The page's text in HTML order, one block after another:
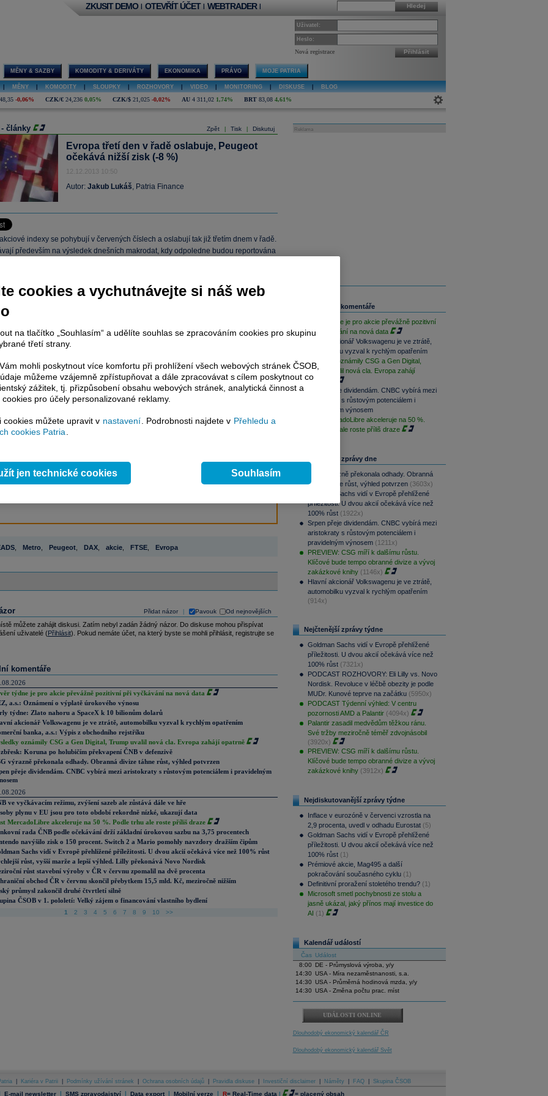
Hledej
ZKUSIT DEMO | OTEVŘÍT ÚČET | WEBTRADER |
Uživatel:
Heslo:
Nová registrace Přihlásit
MĚNY & SAZBY KOMODITY & DERIVÁTY EKONOMIKA PRÁVO MOJE PATRIA
MĚNY KOMODITY SLOUPKY ROZHOVORY VIDEO MONITORING DISKUSE BLOG
-0,06% CZK/€ 24,236 0,05% CZK/$ 21,025 -0,02% AU 4 311,02 1,74% BRT 83,08 4,61%
Zpět Tisk Diskutuj
- články
Evropa třetí den v řadě oslabuje, Peugeot
očekává nižší zisk (-8 %)
12.12.2013 10:50
Autor: Jakub Lukáš, Patria Finance
indexy se pohybují v červených číslech a oslabují tak již třetím dnem v řadě.
především na výsledek dnešních makrodat, kdy odpoledne budou reportována
Pluspřípadně uživatelům platformy Patria Direct. Pokud jste klientem
služeb, potom je nutné se
placeného informačního servisu získáte
kekompletnímu zpravodajství
bez jakýchkoliv omezení. Veškeré
komentáře a horké zprávy jsou
a v plné verzi.
mailovézpravodajství,dataz finančních trhů v reálném čase, kompletní
servis, rozsáhlédatabáze
prognózy
avaluace, ekonomickéfundamenty kalkulátory...více
, Metro, Peugeot, DAX, akcie, FTSE, Evropa
Přidat názor Pavouk Od nejnovějších
můžete zahájit diskusi. Zatím nebyl zadán žádný názor. Do diskuse mohou přispívat
uživatelé (Přihlásit). Pokud nemáte účet, na který byste se mohli přihlásit, registrujte se
komentáře
týdne je pro akcie převážně pozitivní při vyčkávání na nová data
a.s.: Oznámení o výplatě úrokového výnosu
týdne: Zlato nahoru a SpaceX k 10 bilionům dolarů
akcionář Volkswagenu je ve ztrátě, automobilku vyzval k rychlým opatřením
banka, a.s.: Výpis z obchodního rejstříku
oznámily CSG a Gen Digital, Trump uvalil nová cla. Evropa zahájí opatrně
Koruna po holubičím překvapení ČNB v defenzivě
výrazně překonala odhady. Obranná divize táhne růst, výhled potvrzen
přeje dividendám. CNBC vybírá mezi aristokraty s růstovým potenciálem i pravidelným
ve vyčkávacím režimu, zvýšení sazeb ale zůstává dále ve hře
plynu v EU jsou pro toto období rekordně nízké, ukazují data
MercadoLibre akceleruje na 50 %. Podle trhu ale roste příliš draze
rada ČNB podle očekávání drží základní úrokovou sazbu na 3,75 procentech
navýšilo zisk o 150 procent. Switch 2 a Mario pomohly navzdory dražším čipům
Sachs vidí v Evropě přehlížené příležitosti. U dvou akcií očekává více než 100% růst
růst, vyšší marže a lepší výhled. Lilly překonává Novo Nordisk
růst stavební výroby v ČR v červnu zpomalil na dvě procenta
obchod ČR v červnu skončil přebytkem 15,5 mld. Kč, meziročně nižším
průmysl zakončil druhé čtvrtletí silně
ČSOB v 1. pololetí: Velký zájem o financování vlastního bydlení
1 2 3 4 5 6 7 8 9 10 >>
Reklama
Související komentáře
Závěr týdne je pro akcie převážně pozitivní
při vyčkávání na nová data
Hlavní akcionář Volkswagenu je ve ztrátě,
automobilku vyzval k rychlým opatřením
Výsledky oznámily CSG a Gen Digital,
Trump uvalil nová cla. Evropa zahájí
opatrně
Srpen přeje dividendám. CNBC vybírá mezi
aristokraty s růstovým potenciálem i
pravidelným výnosem
Růst MercadoLibre akceleruje na 50 %.
Podle trhu ale roste příliš draze
Nejčtenější zprávy dne
CSG výrazně překonala odhady. Obranná
divize táhne růst, výhled potvrzen (3603x)
Goldman Sachs vidí v Evropě přehlížené
příležitosti. U dvou akcií očekává více než
100% růst (1922x)
Srpen přeje dividendám. CNBC vybírá mezi
aristokraty s růstovým potenciálem i
pravidelným výnosem (1211x)
PREVIEW: CSG míří k dalšímu růstu.
Klíčové bude tempo obranné divize a vývoj
zakázkové knihy (1146x)
Hlavní akcionář Volkswagenu je ve ztrátě,
automobilku vyzval k rychlým opatřením
(914x)
Nejčtenější zprávy týdne
Goldman Sachs vidí v Evropě přehlížené
příležitosti. U dvou akcií očekává více než
100% růst (7321x)
PODCAST ROZHOVORY: Eli Lilly vs. Novo
Nordisk. Revoluce v léčbě obezity je podle
MUDr. Kunové teprve na začátku (5950x)
PODCAST Týdenní výhled: V centru
pozornosti AMD a Palantir (4094x)
Palantir zasadil medvědům těžkou ránu.
Své tržby meziročně téměř zdvojnásobil
(3920x)
PREVIEW: CSG míří k dalšímu růstu.
Klíčové bude tempo obranné divize a vývoj
zakázkové knihy (3912x)
Nejdiskutovanější zprávy týdne
Inflace v eurozóně v červenci vzrostla na
2,9 procenta, uvedl v odhadu Eurostat (5)
Goldman Sachs vidí v Evropě přehlížené
příležitosti. U dvou akcií očekává více než
100% růst (1)
Prémiové akcie, Mag495 a další
pokračování současného cyklu (1)
Definitivní proražení stoletého trendu? (1)
Microsoft smetl pochybnosti ze stolu a
jasně ukázal, jaký přínos mají investice do
AI (1)
Kalendář událostí
Čas Událost
8:00
DE - Průmyslová výroba, y/y
14:30 USA - Míra nezaměstnanosti, s.a.
14:30 USA - Průměrná hodinová mzda, y/y
14:30 USA - Změna počtu prac. míst
UDÁLOSTI ONLINE
Dlouhodobý ekonomický kalendář ČR
Dlouhodobý ekonomický kalendář Svět
Kariéra v Patrii Podmínky užívání stránek Ochrana osobních údajů Pravidla diskuse Investiční disclaimer Náměty FAQ Skupina ČSOB
E-mail newsletter | SMS zpravodajství | Data export | Mobilní verze | R= Real-Time data | = placený obsah
cookies a vychutnávejte si náš web
na tlačítko „Souhlasím“ a udělíte souhlas se zpracováním cookies pro skupinu
třetí strany.
mohli poskytnout více komfortu při prohlížení všech webových stránek ČSOB,
můžeme vzájemně zpřístupňovat a dále zpracovávat s cílem poskytnout co
zážitek, tj. přizpůsobení obsahu webových stránek, analytická činnost a
pro účely personalizované reklamy.
cookies můžete upravit v nastavení . Podrobnosti najdete v Přehledu a
cookies Patria
jen technické cookies Souhlasím